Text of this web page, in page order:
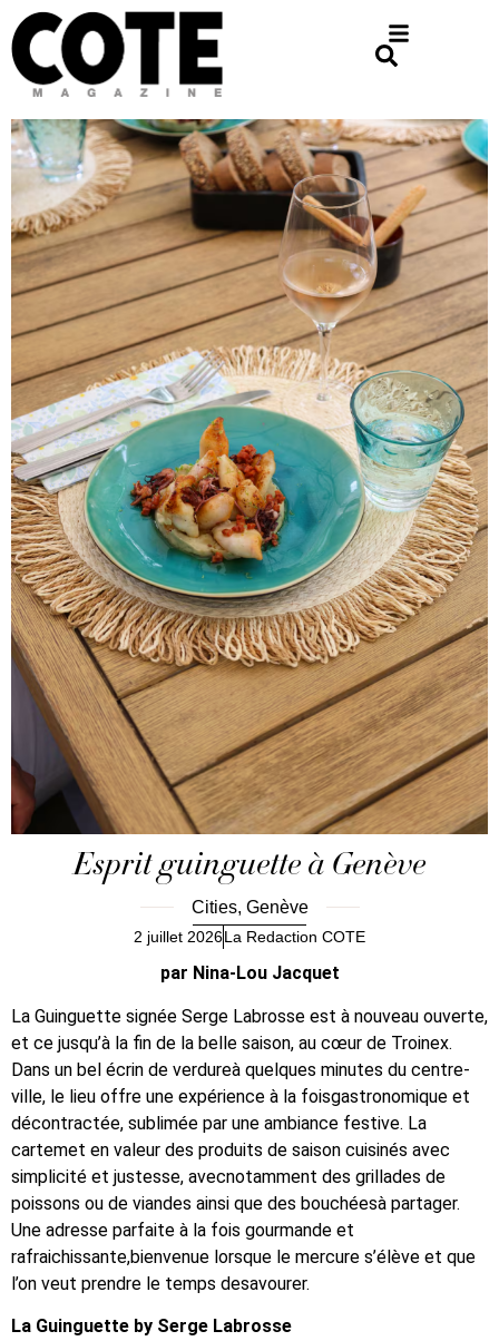
Esprit guinguette à Genève
Cities, Genève
2 juillet 2026La Redaction COTE
par Nina-Lou Jacquet
La Guinguette signée Serge Labrosse est à nouveau ouverte,
et ce jusqu’à la fin de la belle saison, au cœur de Troinex.
Dans un bel écrin de verdureà quelques minutes du centre-
ville, le lieu offre une expérience à la foisgastronomique et
décontractée, sublimée par une ambiance festive. La
cartemet en valeur des produits de saison cuisinés avec
simplicité et justesse, avecnotamment des grillades de
poissons ou de viandes ainsi que des bouchéesà partager.
Une adresse parfaite à la fois gourmande et
rafraichissante,bienvenue lorsque le mercure s’élève et que
l’on veut prendre le temps desavourer.
La Guinguette by Serge Labrosse